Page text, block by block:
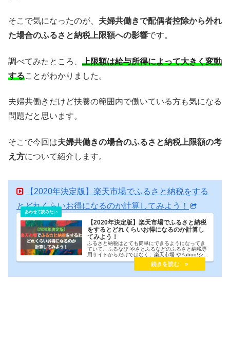
そこで気になったのが、 夫婦共働きで配偶者控除から外れ
た場合のふるさと納税上限額への影響です。
調べてみたところ、 上限額は給与所得によって大きく変動
することがわかりました。
夫婦共働きだけど扶養の範囲内で働いている方も気になる
問題だと思います。
そこで今回は夫婦共働きの場合のふるさと納税上限額の考
え方について紹介します。
【2020年決定版】楽天市場でふるさと納税をする
とどれくらいお得になるのか計算してみよう！
【2020年決定版】楽天市場でふるさと納税
をするとどれくらいお得になるのか計算し
てみよう！
ふるさと納税はとても簡単にできるようになってき
ていて、ふるなび やさとふるなどのふるさと納税専
用サイトからだけではなく、楽天市場 やYahoo!ショ
ッピング からでもふるさと納税をすることが可能に
なりました。結論からいいますと、ふるさと納税で1
番お得なのは楽天市場です。2019年のふるさと納税
を振り返りながら、楽天市場のふるさと納税を利用